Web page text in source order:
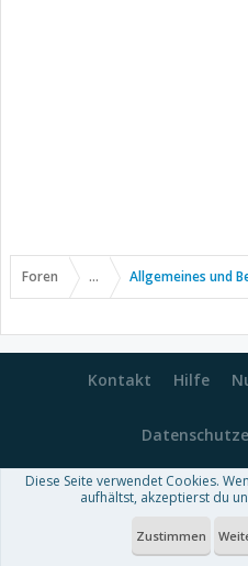
Foren ... Allgemeines und
Kontakt Hilfe
Forum software by
Theme
Diese Seite verwendet Cookies.
aufhältst, akzeptierst du
Zustimmen